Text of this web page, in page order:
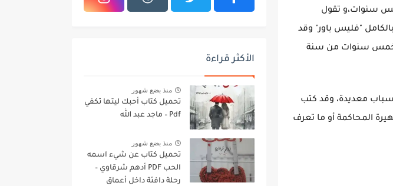
وذلك قبل وفاتها بخمس سنوات،و تقول
"فليس باور" وقد
لخمس سنوات من سنة
معديدة، وقد كتب
المحاكمة أو ما تعرف
الأكثر قراءة
منذ بضع شهور
تحميل كتاب أحبك ليتها تكفي
Pdf – ماجد عبد الله
منذ بضع شهور
تحميل كتاب عن شيء اسمه
الحب PDF أدهم شرقاوي –
رحلة دافئة داخل أعماق